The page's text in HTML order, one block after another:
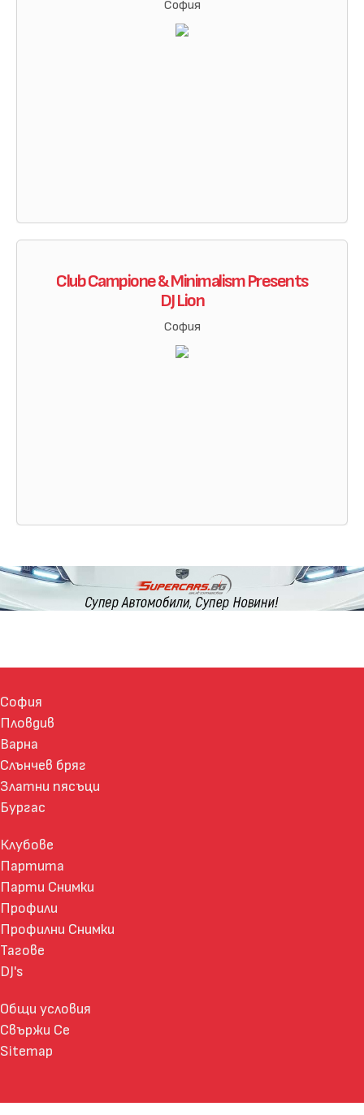
София
Club Campione & Minimalism Presents
DJ Lion
София
София
Пловдив
Варна
Слънчев бряг
Златни пясъци
Бургас
Клубове
Партита
Парти Снимки
Профили
Профилни Снимки
Тагове
DJ's
Общи условия
Свържи Се
Sitemap